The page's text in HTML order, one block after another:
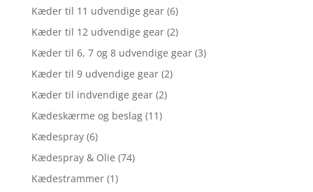
Kæder til 11 udvendige gear (6)
Kæder til 12 udvendige gear (2)
Kæder til 6, 7 og 8 udvendige gear (3)
Kæder til 9 udvendige gear (2)
Kæder til indvendige gear (2)
Kædeskærme og beslag (11)
Kædespray (6)
Kædespray & Olie (74)
Kædestrammer (1)